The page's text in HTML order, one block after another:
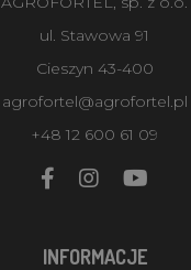
ul. Stawowa 91
Cieszyn 43-400
agrofortel@agrofortel.pl
+48 12 600 61 09
INFORMACJE